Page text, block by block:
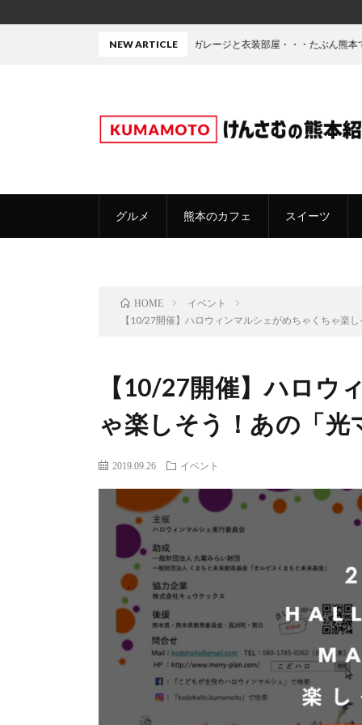
グルメ 熊本のカフェ スイーツ
NEW ARTICLE
中庭にサウナにジムとガレージと衣装部屋・・・たぶん熊本で今最も夢をぶっ
HOME
イベント
【10/27開催】ハロウィンマルシェがめちゃくちゃ楽
【10/27開催】ハロウ
ゃ楽しそう！あの「光
2019.09.26 イベント